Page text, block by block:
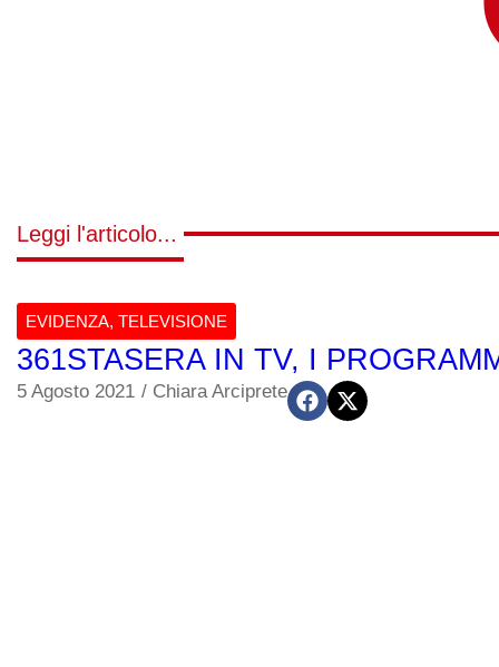
Leggi l'articolo...
EVIDENZA, TELEVISIONE
361STASERA IN TV, I
5 Agosto 2021 / Chiara Arciprete